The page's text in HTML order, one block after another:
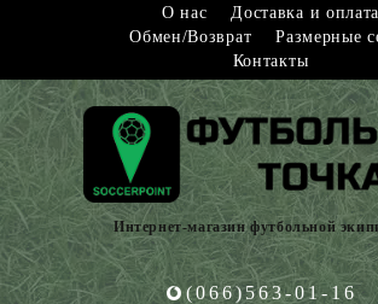
О нас
Доставка и оплата
Обмен/Возврат
Размерные
Контакты
Интернет-магазин футбольной
(066)563-01-16